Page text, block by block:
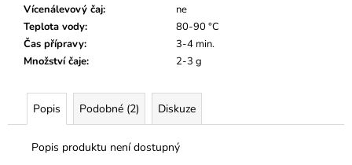
Vícenálevový čaj:
ne
Teplota vody:
80-90 °C
Čas přípravy:
3-4 min.
Množství čaje: 2-3 g
Popis Podobné (2) Diskuze
Popis produktu není dostupný